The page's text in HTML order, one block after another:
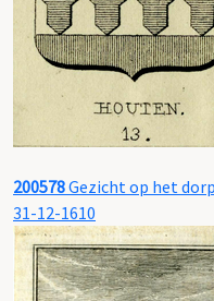
200578Gezicht op het
31-12-1610